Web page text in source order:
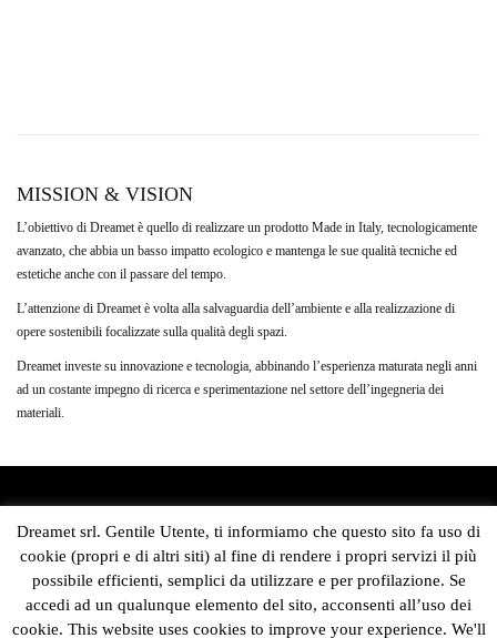
MISSION & VISION
L’obiettivo di Dreamet è quello di realizzare un prodotto Made in Italy, tecnologicamente
avanzato, che abbia un basso impatto ecologico e mantenga le sue qualità tecniche ed
estetiche anche con il passare del tempo.
L’attenzione di Dreamet è volta alla salvaguardia dell’ambiente e alla realizzazione di
opere sostenibili focalizzate sulla qualità degli spazi.
Dreamet investe su innovazione e tecnologia, abbinando l’esperienza ​maturata negli anni
ad un costante impegno di ricerca e sperimentazione nel settore dell’ingegneria dei
materiali.
DREAMET SRL
Sede Legale e Operativa:
Via Livingstone 13 – Modena 41123
C.F./Partita IVA 03851250369
Capitale sociale i.v. 50.000 Euro
Dreamet srl. Gentile Utente, ti informiamo che questo sito fa uso di
cookie (propri e di altri siti) al fine di rendere i propri servizi il più
possibile efficienti, semplici da utilizzare e per profilazione. Se
accedi ad un qualunque elemento del sito, acconsenti all’uso dei
cookie. This website uses cookies to improve your experience. We'll